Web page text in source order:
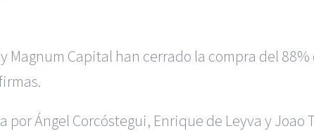
Magnum Capital han cerrado la compra del
por Ángel Corcóstegui, Enrique de Leyva y